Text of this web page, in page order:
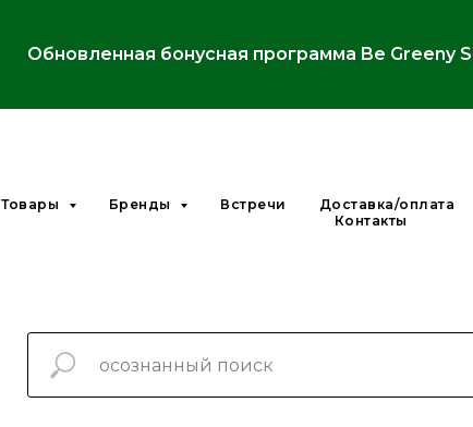
Обновленная бонусная программа Be Greeny
Товары Бренды Встречи Доставка/оплата
Контакты